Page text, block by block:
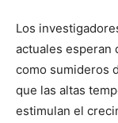
Los
actuales esperan
como sumideros
que las altas
estimulan el